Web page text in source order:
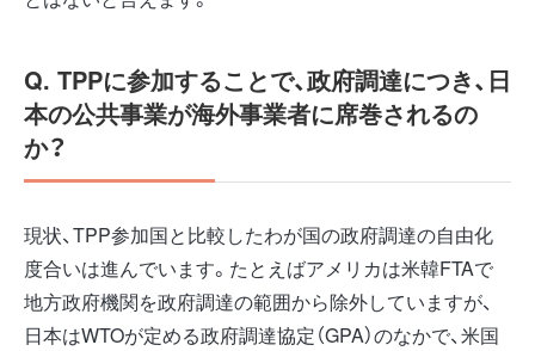
Q. TPPに参加することで、政府調達につき、日
本の公共事業が海外事業者に席巻されるの
か？
現状、TPP参加国と比較したわが国の政府調達の自由化
度合いは進んでいます。たとえばアメリカは米韓FTAで
地方政府機関を政府調達の範囲から除外していますが、
日本はWTOが定める政府調達協定（GPA）のなかで、米国